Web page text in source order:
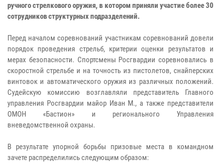
ручного стрелкового оружия, в котором приняли участие более 30
сотрудников структурных подразделений.
Перед началом соревнований участникам соревнований довели
порядок проведения стрельб, критерии оценки результатов и
мерах безопасности. Спортсмены Росгвардии соревновались в
скоростной стрельбе и на точность из пистолетов, снайперских
винтовок и автоматического оружия из различных положений.
Судейскую комиссию возглавляли представитель Главного
управления Росгвардии майор Иван М., а также представители
ОМОН «Бастион» и регионального Управления
вневедомственной охраны.
В результате упорной борьбы призовые места в командном
зачете распределились следующим образом: